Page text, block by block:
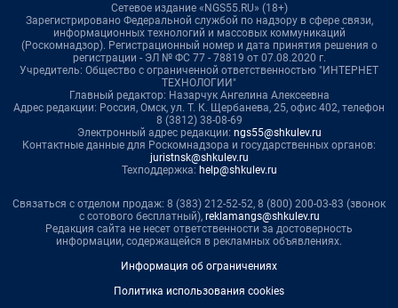
Сетевое издание «NGS55.RU» (18+)
Зарегистрировано Федеральной службой по надзору в сфере связи,
информационных технологий и массовых коммуникаций
(Роскомнадзор). Регистрационный номер и дата принятия решения о
регистрации - ЭЛ № ФС 77 - 78819 от 07.08.2020 г.
Учредитель: Общество с ограниченной ответственностью "ИНТЕРНЕТ
ТЕХНОЛОГИИ"
Главный редактор: Назарчук Ангелина Алексеевна
Адрес редакции: Россия, Омск, ул. Т. К. Щербанева, 25, офис 402, телефон
8 (3812) 38-08-69
Электронный адрес редакции: ngs55@shkulev.ru
Контактные данные для Роскомнадзора и государственных органов:
juristnsk@shkulev.ru
Техподдержка: help@shkulev.ru
Связаться с отделом продаж: 8 (383) 212-52-52, 8 (800) 200-03-83 (звонок
с сотового бесплатный), reklamangs@shkulev.ru
Редакция сайта не несет ответственности за достоверность
информации, содержащейся в рекламных объявлениях.
Информация об ограничениях
Политика использования cookies